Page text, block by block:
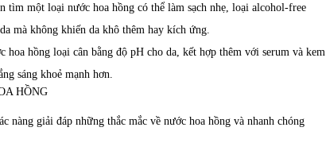
tìm một loại nước hoa hồng có thể làm sạch nhẹ, loại alcohol-free
mà không khiến da khô thêm hay kích ứng.
hồng loại cân bằng độ pH cho da, kết hợp thêm với serum và kem
sáng khoẻ mạnh hơn.
nàng giải đáp những thắc mắc về nước hoa hồng và nhanh chóng